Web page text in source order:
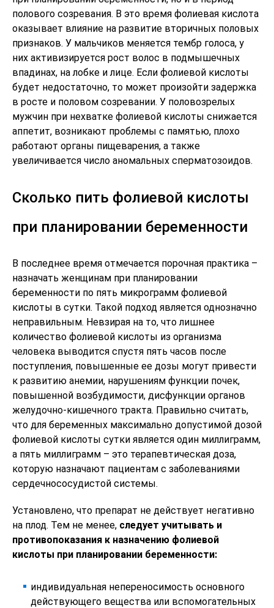
полового созревания. В это время фолиевая кислота
оказывает влияние на развитие вторичных половых
признаков. У мальчиков меняется тембр голоса, у
них активизируется рост волос в подмышечных
впадинах, на лобке и лице. Если фолиевой кислоты
будет недостаточно, то может произойти задержка
в росте и половом созревании. У половозрелых
мужчин при нехватке фолиевой кислоты снижается
аппетит, возникают проблемы с памятью, плохо
работают органы пищеварения, а также
увеличивается число аномальных сперматозоидов.
Сколько пить фолиевой кислоты
при планировании беременности
В последнее время отмечается порочная практика –
назначать женщинам при планировании
беременности по пять микрограмм фолиевой
кислоты в сутки. Такой подход является однозначно
неправильным. Невзирая на то, что лишнее
количество фолиевой кислоты из организма
человека выводится спустя пять часов после
поступления, повышенные ее дозы могут привести
к развитию анемии, нарушениям функции почек,
повышенной возбудимости, дисфункции органов
желудочно-кишечного тракта. Правильно считать,
что для беременных максимально допустимой дозой
фолиевой кислоты сутки является один миллиграмм,
а пять миллиграмм – это терапевтическая доза,
которую назначают пациентам с заболеваниями
сердечнососудистой системы.
Установлено, что препарат не действует негативно
на плод. Тем не менее, следует учитывать и
противопоказания к назначению фолиевой
кислоты при планировании беременности:
индивидуальная непереносимость основного
действующего вещества или вспомогательных